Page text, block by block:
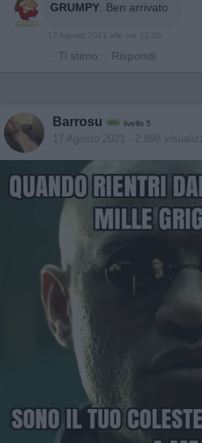
GRUMPY: Ben arrivato
17 Agosto 2021 alle ore 12:26
· Ti stimo · Rispondi
Barrosu livello 5
17 Agosto 2021 - 2.898